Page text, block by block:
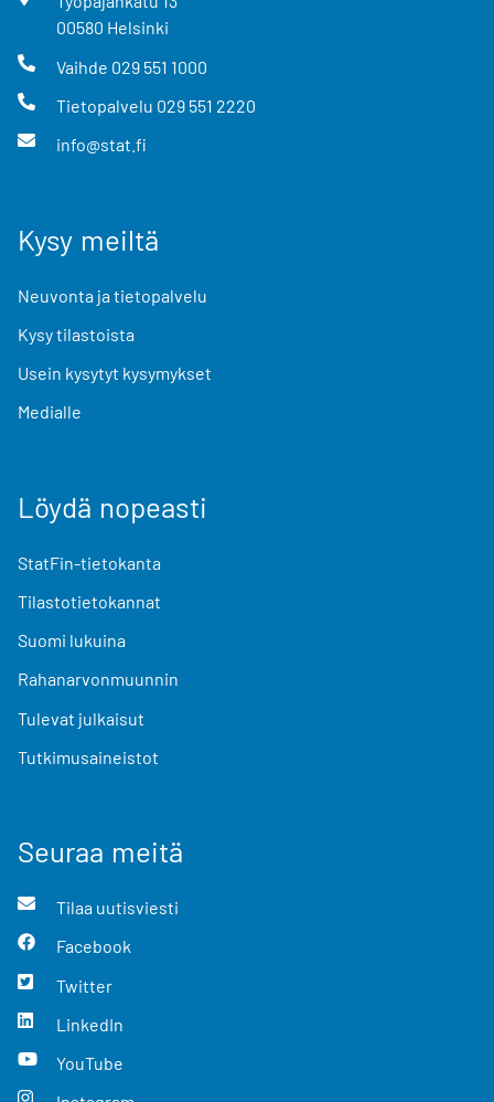
00580 Helsinki
Vaihde 029 551 1000
Tietopalvelu 029 551 2220
info@stat.fi
Kysy meiltä
Neuvonta ja tietopalvelu
Kysy tilastoista
Usein kysytyt kysymykset
Medialle
Löydä nopeasti
StatFin-tietokanta
Tilastotietokannat
Suomi lukuina
Rahanarvonmuunnin
Tulevat julkaisut
Tutkimusaineistot
Seuraa meitä
Tilaa uutisviesti
Facebook
Twitter
LinkedIn
YouTube